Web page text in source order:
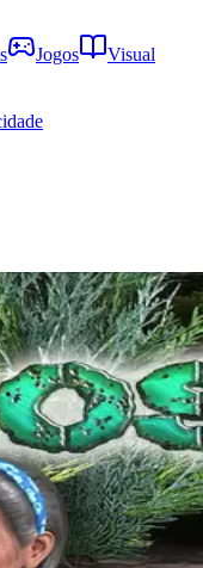
Jogos
Visual